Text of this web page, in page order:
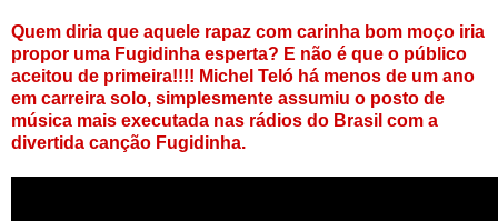
Quem diria que aquele rapaz com carinha bom moço iria
propor uma Fugidinha esperta? E não é que o público
aceitou de primeira!!!! Michel Teló há menos de um ano
em carreira solo, simplesmente assumiu o posto de
música mais executada nas rádios do Brasil com a
divertida canção Fugidinha.